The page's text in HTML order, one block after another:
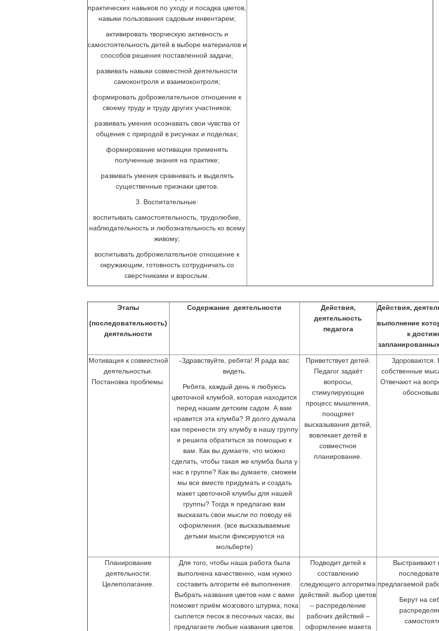
практических навыков по уходу и посадка цветов,
навыки пользования садовым инвентарем;
активировать творческую активность и
самостоятельность детей в выборе материалов и
способов решения поставленной задачи;
развивать навыки совместной деятельности
самоконтроля и взаимоконтроля;
формировать доброжелательное отношение к
своему труду и труду других участников;
развивать умения осознавать свои чувства от
общения с природой в рисунках и поделках;
формирование мотивации применять
полученные знания на практике;
развивать умения сравнивать и выделять
существенные признаки цветов.
3. Воспитательные:
воспитывать самостоятельность, трудолюбие,
наблюдательность и любознательность ко всему
живому;
воспитывать доброжелательное отношение к
окружающим, готовность сотрудничать со
сверстниками и взрослым.
Этапы
(последовательность)
деятельности
Содержание деятельности
Действия,
деятельность
педагога
Действия,
выполнение
к
Мотивация к совместной
деятельностьи.
Постановка проблемы.
-Здравствуйте, ребята! Я рада вас
видеть.
Ребята, каждый день я любуюсь
цветочной клумбой, которая находится
перед нашим детским садом. А вам
нравится эта клумба? Я долго думала
как перенести эту клумбу в нашу группу
и решила обратиться за помощью к
вам. Как вы думаете, что можно
сделать, чтобы такая же клумба была у
нас в группе? Как вы думаете, сможем
мы все вместе придумать и создать
макет цветочной клумбы для нашей
группы? Тогда я предлагаю вам
высказать свои мысли по поводу её
оформления. (все высказываемые
детьми мысли фиксируются на
мольберте)
Приветствует детей.
Педагог задаёт
вопросы,
стимулирующие
процесс мышления,
поощряет
высказывания детей,
вовлекает детей в
совместное
планирование.
собственные
Отвечают на
Планирование
деятельности.
Целеполагание.
Для того, чтобы наша работа была
выполнена качественно, нам нужно
составить алгоритм её выполнения.
Выбрать названия цветов нам с вами
поможет приём мозгового штурма, пока
сыплется песок в песочных часах, вы
предлагаете любые названия цветов.
Подводит детей к
составлению
следующего алгоритма
действий: выбор цветов
– распределение
рабочих действий –
оформление макета
Выстраивают
предлагаемой
Берут на